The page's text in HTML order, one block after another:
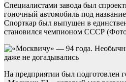
Специалистами завода был
гоночный автомобиль под
Спорткар был выпущен в
становился чемпионом СССР
На предприятии был подготовлен